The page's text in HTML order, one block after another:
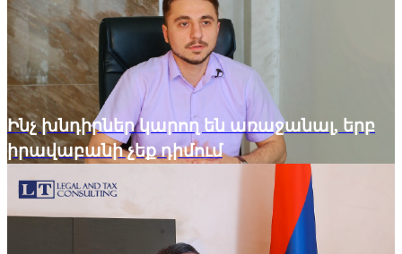
Ինչ խնդիրներ կարող են առաջանալ, երբ
իրավաբանի չեք դիմում